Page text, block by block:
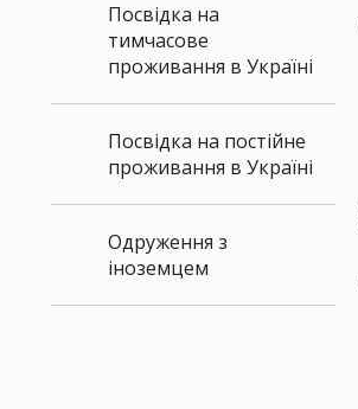
Посвідка на
тимчасове
проживання в Україні
Посвідка на постійне
проживання в Україні
Одруження з
іноземцем